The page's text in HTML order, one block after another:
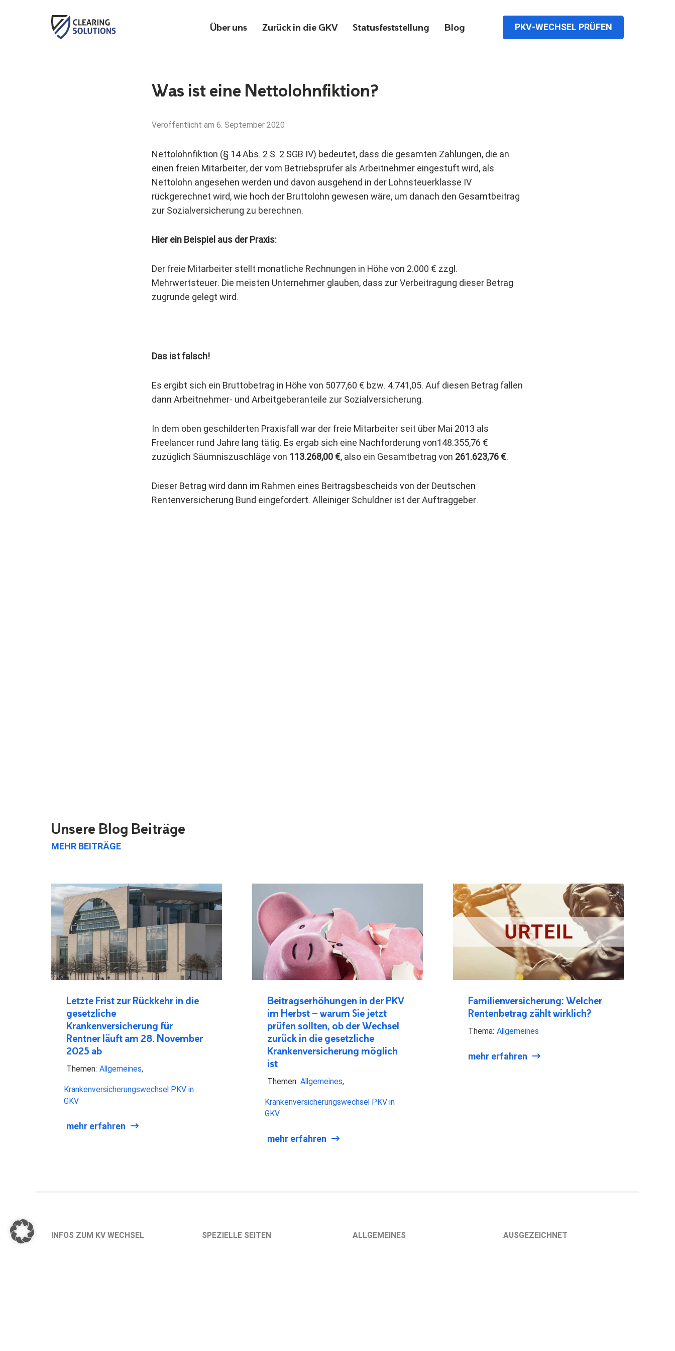
Über uns Zurück in die GKV Statusfeststellung Blog PKV-WECHSEL PRÜFEN
Was ist eine Nettolohnfiktion?
Veröffentlicht am 6. September 2020
Nettolohnfiktion (§ 14 Abs. 2 S. 2 SGB IV) bedeutet, dass die gesamten Zahlungen, die an
einen freien Mitarbeiter, der vom Betriebsprüfer als Arbeitnehmer eingestuft wird, als
Nettolohn angesehen werden und davon ausgehend in der Lohnsteuerklasse IV
rückgerechnet wird, wie hoch der Bruttolohn gewesen wäre, um danach den Gesamtbeitrag
zur Sozialversicherung zu berechnen.
Hier ein Beispiel aus der Praxis:
Der freie Mitarbeiter stellt monatliche Rechnungen in Höhe von 2.000 € zzgl.
Mehrwertsteuer. Die meisten Unternehmer glauben, dass zur Verbeitragung dieser Betrag
zugrunde gelegt wird.
Das ist falsch!
Es ergibt sich ein Bruttobetrag in Höhe von 5077,60 € bzw. 4.741,05. Auf diesen Betrag fallen
dann Arbeitnehmer- und Arbeitgeberanteile zur Sozialversicherung.
In dem oben geschilderten Praxisfall war der freie Mitarbeiter seit über Mai 2013 als
Freelancer rund Jahre lang tätig. Es ergab sich eine Nachforderung von148.355,76 €
zuzüglich Säumniszuschläge von 113.268,00 €, also ein Gesamtbetrag von 261.623,76 €.
Dieser Betrag wird dann im Rahmen eines Beitragsbescheids von der Deutschen
Rentenversicherung Bund eingefordert. Alleiniger Schuldner ist der Auftraggeber.
Unsere Blog Beiträge
MEHR BEITRÄGE
Letzte Frist zur Rückkehr in die
gesetzliche
Krankenversicherung für
Rentner läuft am 28. November
2025 ab
Themen: Allgemeines
Krankenversicherungswechsel PKV in
GKV
mehr erfahren
Beitragserhöhungen in der PKV
im Herbst – warum Sie jetzt
prüfen sollten, ob der Wechsel
zurück in die gesetzliche
Krankenversicherung möglich
ist
Themen: Allgemeines
Krankenversicherungswechsel PKV in
GKV
mehr erfahren
Familienversicherung: Welcher
Rentenbetrag zählt wirklich?
Thema: Allgemeines
mehr erfahren
INFOS ZUM KV WECHSEL SPEZIELLE SEITEN ALLGEMEINES AUSGEZEICHNET